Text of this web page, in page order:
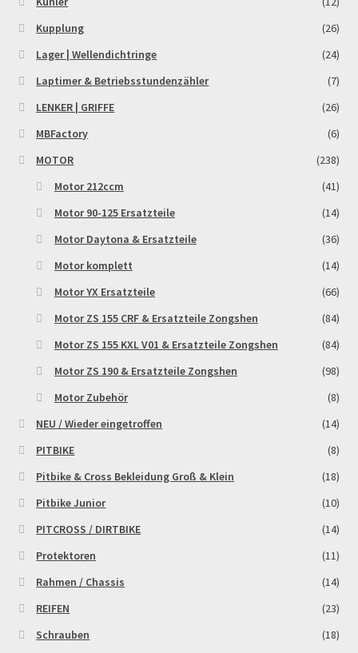
Shop
Support
Términos y Condiciones Generales
Warenkorb
Widerrufsbelehrung & -formular
Zahlung & Versand
Zahlungsarten
Kupplung
(26)
Lager | Wellendichtringe
(24)
Laptimer & Betriebsstundenzähler
(7)
LENKER | GRIFFE
(26)
MBFactory
(6)
MOTOR
(238)
Motor 212ccm
(41)
Motor 90-125 Ersatzteile
(14)
Motor Daytona & Ersatzteile
(36)
Motor komplett
(14)
Motor YX Ersatzteile
(66)
Motor ZS 155 CRF & Ersatzteile Zongshen
(84)
Motor ZS 155 KXL V01 & Ersatzteile Zongshen
(84)
Motor ZS 190 & Ersatzteile Zongshen
(98)
Motor Zubehör
(8)
NEU / Wieder eingetroffen
(14)
PITBIKE
(8)
Pitbike & Cross Bekleidung Groß & Klein
(18)
Pitbike Junior
(10)
PITCROSS / DIRTBIKE
(14)
Protektoren
(11)
Rahmen / Chassis
(14)
REIFEN
(23)
Schrauben
(18)